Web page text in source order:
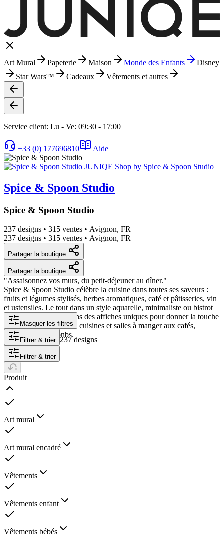
Art Mural Papeterie Maison Monde des Enfants
Disney
Star Wars™
Cadeaux Vêtements et autres
Service client: Lu - Ve: 09:30 - 17:00
+33 (0) 177696810 Aide
Spice & Spoon Studio
Spice & Spoon Studio
237 designs • 315 ventes • Avignon, FR
237 designs • 315 ventes • Avignon, FR
Partager la boutique
Partager la boutique
"Assaisonnez vos murs, du petit-déjeuner au dîner."
Spice & Spoon Studio célèbre la cuisine dans toutes ses saveurs :
fruits et légumes stylisés, herbes aromatiques, café et pâtisseries, vin
et ustensiles. Le tout dans un style aquarelle, minimaliste ou bistrot
vintage. Nous proposons des affiches uniques pour donner la touche
finale à vos projets, des cuisines et salles à manger aux cafés,
restaurants et Airbnbs.
Masquer les filtres
Filtrer & trier 237 designs
Filtrer & trier
Produit
Art mural
Art mural encadré
Vêtements
Vêtements enfant
Vêtements bébés